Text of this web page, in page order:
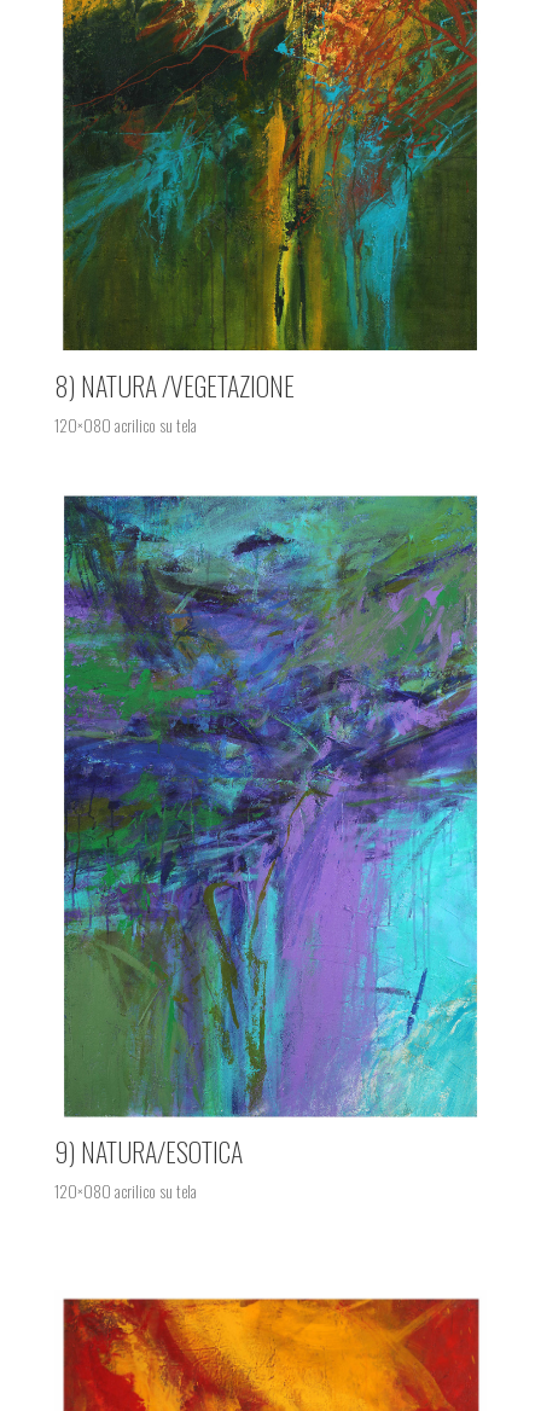
8) NATURA /VEGETAZIONE
120×080 acrilico su tela
9) NATURA/ESOTICA
120×080 acrilico su tela